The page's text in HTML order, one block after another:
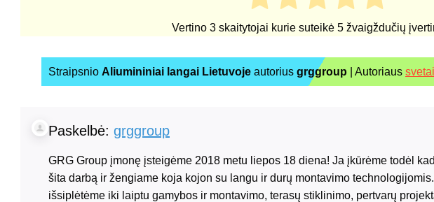
Vertino 3skaitytojai kurie suteikė 5žvaigždučių
Straipsnio Aliumininiai langai Lietuvoje autorius grggroup | Autoriaus
Paskelbė: grggroup
GRG Group įmonę įsteigėme 2018 metu liepos 18 diena! Ja įkūrėme todėl
šita darbą ir žengiame koja kojon su langu ir durų montavimo
išsiplėtėme iki laiptu gamybos ir montavimo, terasų stiklinimo, pertvarų